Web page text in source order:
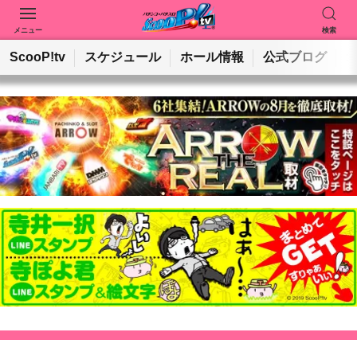
メニュー 検索
動画を検索 ホールを検索
検索
ScooP!tv スケジュール ホール情報 公式ブログ